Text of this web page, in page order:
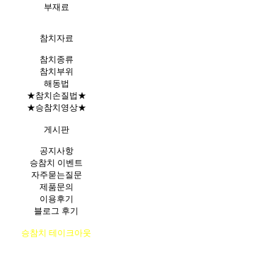
부재료
참치자료
참치종류
참치부위
해동법
★참치손질법★
★승참치영상★
게시판
공지사항
승참치 이벤트
자주묻는질문
제품문의
이용후기
블로그 후기
승참치 테이크아웃